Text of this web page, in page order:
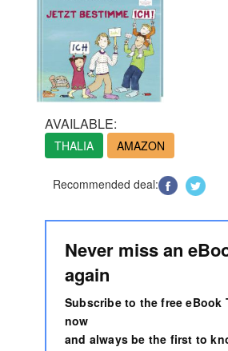
AVAILABLE:
THALIA AMAZON
Recommended deal:
Never miss an
again
Subscribe to the free eBook
now
and always be the first to